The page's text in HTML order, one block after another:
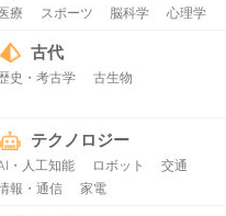
医療 スポーツ 脳科学 心理学
古代
史・考古学 古生物
テクノロジー
・人工知能 ロボット
交通
報・通信
家電